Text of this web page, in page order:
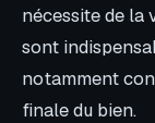
nécessite de la
sont
notamment
finale du bien.